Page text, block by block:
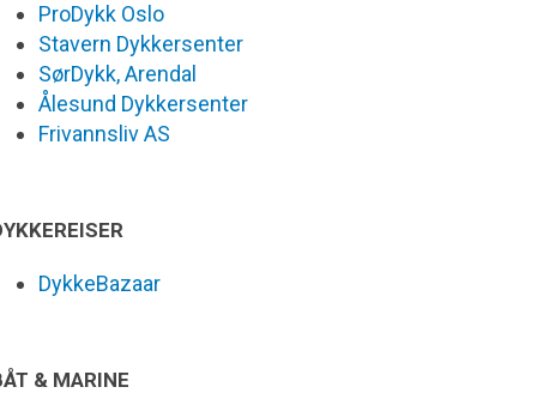
ProDykk Oslo
Stavern Dykkersenter
SørDykk, Arendal
Ålesund Dykkersenter
Frivannsliv AS
DykkeBazaar
& MARINE